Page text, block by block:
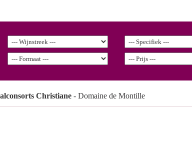
Christiane - Domaine de Montille